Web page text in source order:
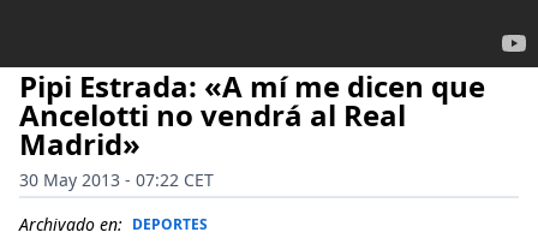
Pipi Estrada: «A mí me dicen que
Ancelotti no vendrá al Real
Madrid»
30 May 2013 - 07:22 CET
Archivado en: DEPORTES